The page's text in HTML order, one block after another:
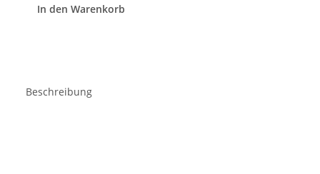
In den Warenkorb
Beschreibung